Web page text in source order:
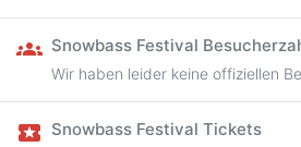
groups Snowbass Festival
Wir haben leider keine offiziellen
local_activity Snowbass Festival Tickets